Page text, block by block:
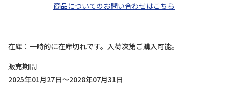
商品についてのお問い合わせはこちら
在庫
一時的に在庫切れです。入荷次第ご購入可能。
販売期間
2025年01月27日～2028年07月31日